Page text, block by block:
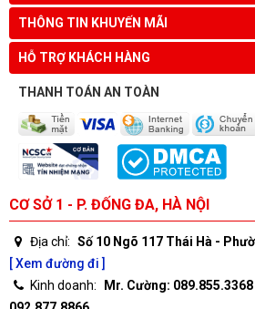
THÔNG TIN KHUYẾN MÃI
HỖ TRỢ KHÁCH HÀNG
THANH TOÁN AN TOÀN
CƠ SỞ 1 - P. ĐỐNG ĐA, HÀ NỘI
Địa chỉ: Số 10 Ngõ 117 Thái Hà -
[ Xem đường đi ]
Kinh doanh:
Mr. Cường: